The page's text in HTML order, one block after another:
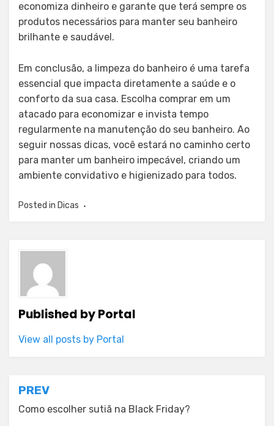
economiza dinheiro e garante que terá sempre os
produtos necessários para manter seu banheiro
brilhante e saudável.
Em conclusão, a limpeza do banheiro é uma tarefa
essencial que impacta diretamente a saúde e o
conforto da sua casa. Escolha comprar em um
atacado para economizar e invista tempo
regularmente na manutenção do seu banheiro. Ao
seguir nossas dicas, você estará no caminho certo
para manter um banheiro impecável, criando um
ambiente convidativo e higienizado para todos.
Posted in Dicas
Published byPortal
View all posts by Portal
Post
navigation
PREV
Como escolher sutiã na Black Friday?